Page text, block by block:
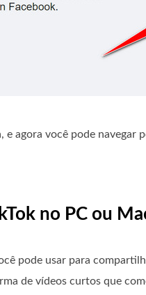
agora você pode navegar
no PC ou
pode usar para
de vídeos curtos que